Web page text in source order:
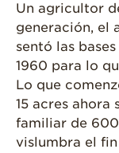
Un agricultor
generación, el
sentó las
1960 para lo
Lo que
15 acres ahora
familiar de 600
vislumbra el